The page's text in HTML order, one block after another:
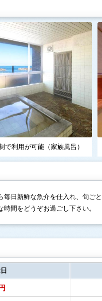
で利用が可能（家族風呂）
日新鮮な魚介を仕入れ、旬ご
間をどうぞお過ごし下さい。